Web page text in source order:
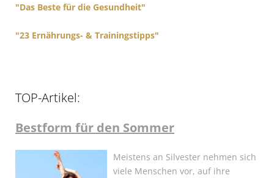
"Das Beste für die Gesundheit"
"23 Ernährungs- & Trainingstipps"
TOP-Artikel:
Bestform für den Sommer
Meistens an Silvester nehmen sich
viele Menschen vor, auf ihre